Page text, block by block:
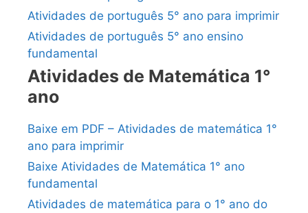
Atividades de português 5° ano para imprimir
Atividades de português 5° ano ensino
fundamental
Atividades de Matemática 1°
ano
Baixe em PDF – Atividades de matemática 1°
ano para imprimir
Baixe Atividades de Matemática 1° ano
fundamental
Atividades de matemática para o 1° ano do